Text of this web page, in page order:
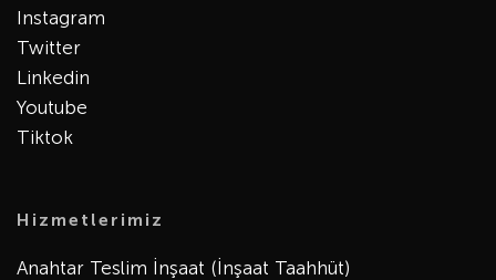
Instagram
Twitter
Linkedin
Youtube
Tiktok
Hizmetlerimiz
Anahtar Teslim İnşaat (İnşaat Taahhüt)